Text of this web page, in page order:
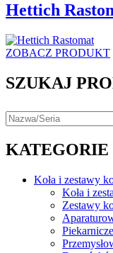
Hettich
ZOBACZ PRODUKT
SZUKAJ
Koła i zestawy
Koła i
Zestawy
Piekarnicze